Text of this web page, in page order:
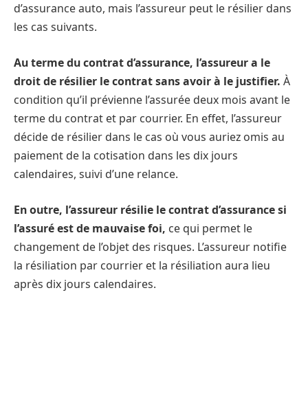
d’assurance auto, mais l’assureur peut le résilier dans
les cas suivants.
Au terme du contrat d’assurance, l’assureur a le
droit de résilier le contrat sans avoir à le justifier. À
condition qu’il prévienne l’assurée deux mois avant le
terme du contrat et par courrier. En effet, l’assureur
décide de résilier dans le cas où vous auriez omis au
paiement de la cotisation dans les dix jours
calendaires, suivi d’une relance.
En outre, l’assureur résilie le contrat d’assurance si
l’assuré est de mauvaise foi, ce qui permet le
changement de l’objet des risques. L’assureur notifie
la résiliation par courrier et la résiliation aura lieu
après dix jours calendaires.